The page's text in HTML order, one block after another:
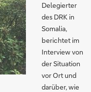
Delegierter
des DRK in
Somalia,
berichtet im
Interview von
der Situation
vor Ort und
darüber, wie